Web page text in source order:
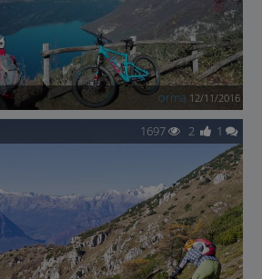
orma 12/11/2016
1697 2 1